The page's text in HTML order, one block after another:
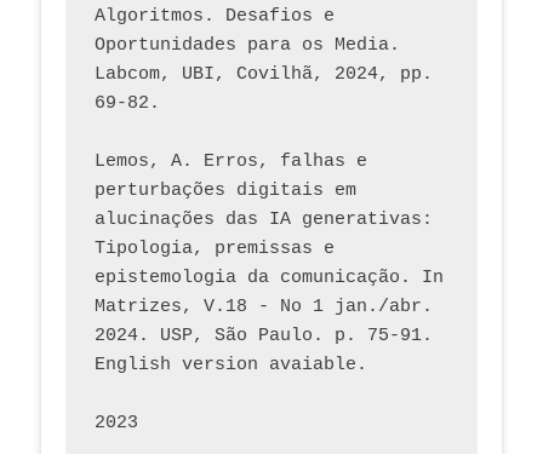
Algoritmos. Desafios e
Oportunidades para os Media.
Labcom, UBI, Covilhã, 2024, pp.
69-82.
Lemos, A. Erros, falhas e
perturbações digitais em
alucinações das IA generativas:
Tipologia, premissas e
epistemologia da comunicação. In
Matrizes, V.18 - No 1 jan./abr.
2024. USP, São Paulo. p. 75-91.
English version avaiable.
2023